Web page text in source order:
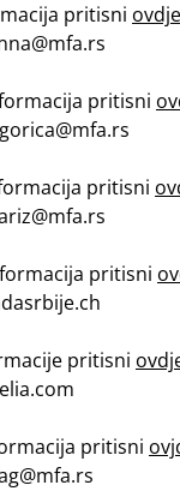
pritisni ovdje
pritisni
pritisni
pritisni
pritisni
pritisni